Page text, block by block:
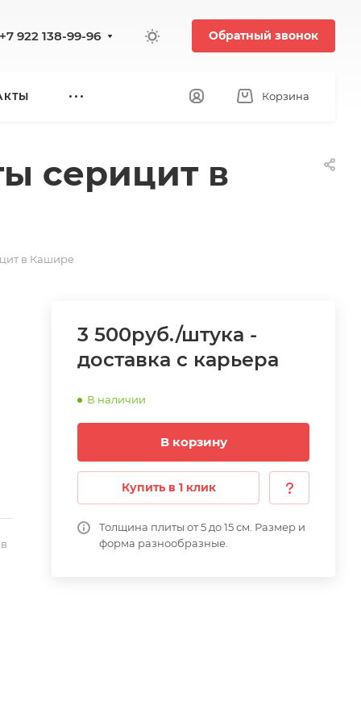
+7 922 138-99-96 Обратный звонок
Корзина
серицит в
в Кашире
3 500руб./штука -
доставка с карьера
В наличии
В корзину
Купить в 1 клик
Толщина плиты от 5 до 15 см. Размер и
форма разнообразные.